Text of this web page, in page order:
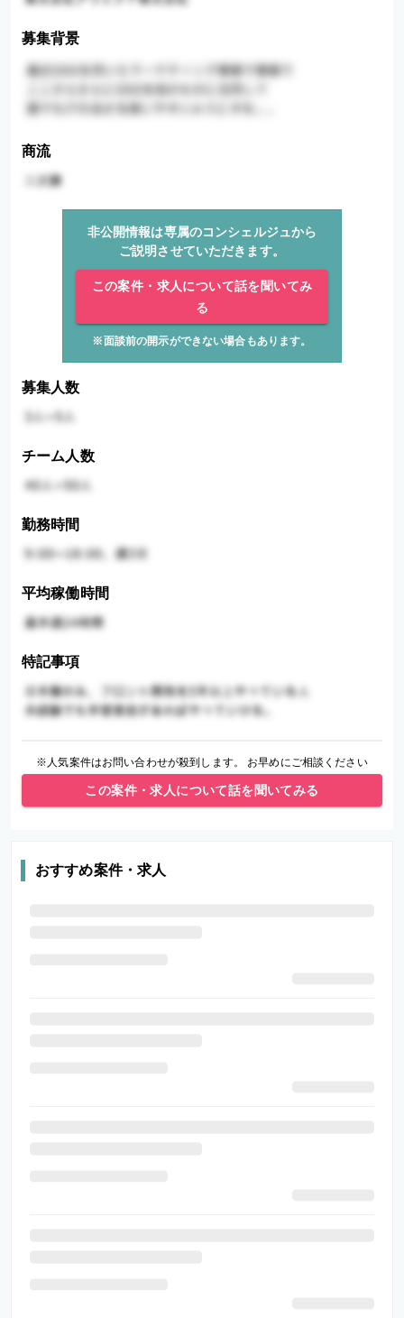
募集背景
商流
非公開情報は専属のコンシェルジュから
ご説明させていただきます。
この案件・求人について話を聞いてみ
る
※面談前の開示ができない場合もあります。
募集人数
チーム人数
勤務時間
平均稼働時間
特記事項
※人気案件はお問い合わせが殺到します。 お早めにご相談ください
この案件・求人について話を聞いてみる
おすすめ案件・求人